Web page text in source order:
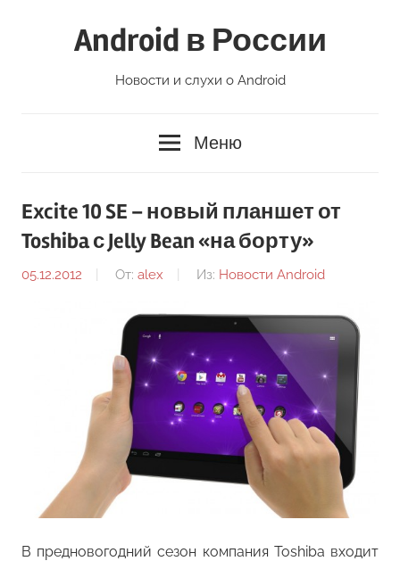
Android в России
Новости и слухи о Android
Меню
Excite 10 SE – новый планшет от
Toshiba с Jelly Bean «на борту»
05.12.2012 От: alex Из: Новости Android
В предновогодний сезон компания Toshiba входит